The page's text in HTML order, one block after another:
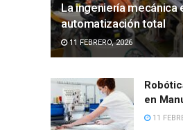
La ingeniería mecánica
automatización total
11 FEBRERO, 2026
en
11